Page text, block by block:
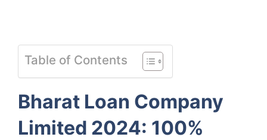
Table of Contents
Bharat Loan Company
Limited 2024: 100%